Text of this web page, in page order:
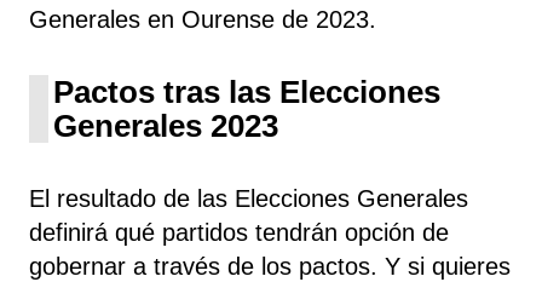
Generales en Ourense de 2023.
Pactos tras las Elecciones
Generales 2023
El resultado de las Elecciones Generales
definirá qué partidos tendrán opción de
gobernar a través de los pactos. Y si quieres